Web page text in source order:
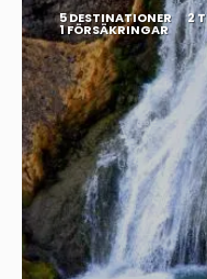
5 DESTINATIONER 2
1 FÖRSÄKRINGAR